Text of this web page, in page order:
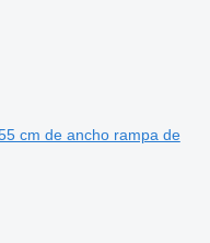
cm de ancho rampa de